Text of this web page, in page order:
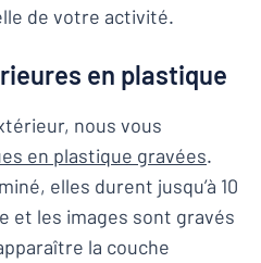
de votre activité.
en plastique
nous vous
en plastique gravées.
elles durent jusqu’à 10
et les images sont gravés
la couche